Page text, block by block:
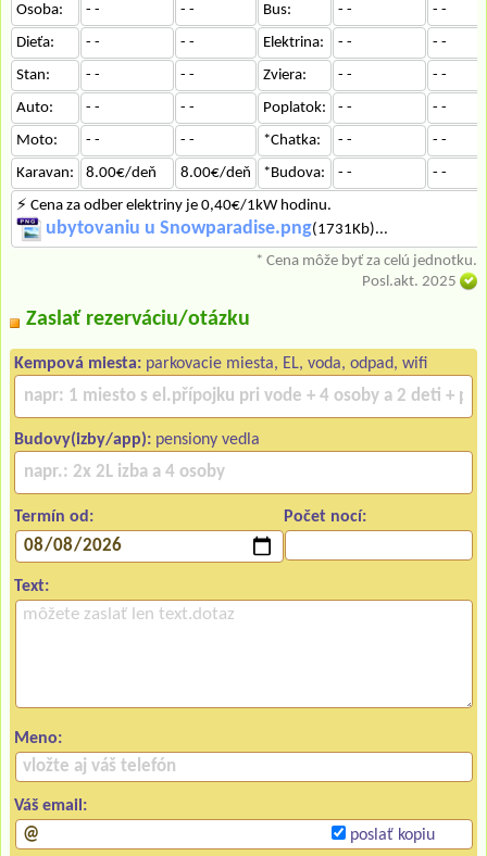
Osoba: - - - - Bus: - -
- -
Dieťa:
- - - - Elektrina: - -
- -
Stan:
- - - - Zviera: - -
- -
Auto:
- - - - Poplatok: - -
- -
Moto:
- - - - *Chatka: - -
- -
Karavan:
8.00€/deň 8.00€/deň *Budova: - -
- -
⚡ Cena za odber elektriny je 0,40€/1kW hodinu.
ubytovaniu u Snowparadise.png(1731Kb)...
* Cena môže byť za celú jednotku.
Posl.akt. 2025
Zaslať rezerváciu/otázku
Kempová miesta: parkovacie miesta, EL, voda, odpad, wifi
Budovy(izby/app): pensiony vedla
Termín od: Počet nocí:
Text:
Meno:
Váš email:
poslať kopiu